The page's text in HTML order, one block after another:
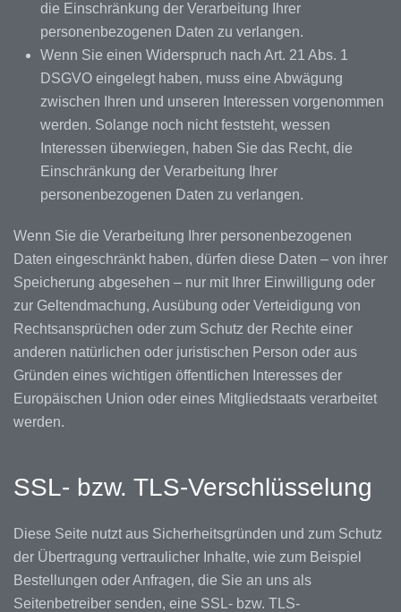
die Einschränkung der Verarbeitung Ihrer
personenbezogenen Daten zu verlangen.
Wenn Sie einen Widerspruch nach Art. 21 Abs. 1
DSGVO eingelegt haben, muss eine Abwägung
zwischen Ihren und unseren Interessen vorgenommen
werden. Solange noch nicht feststeht, wessen
Interessen überwiegen, haben Sie das Recht, die
Einschränkung der Verarbeitung Ihrer
personenbezogenen Daten zu verlangen.
Wenn Sie die Verarbeitung Ihrer personenbezogenen
Daten eingeschränkt haben, dürfen diese Daten – von ihrer
Speicherung abgesehen – nur mit Ihrer Einwilligung oder
zur Geltendmachung, Ausübung oder Verteidigung von
Rechtsansprüchen oder zum Schutz der Rechte einer
anderen natürlichen oder juristischen Person oder aus
Gründen eines wichtigen öffentlichen Interesses der
Europäischen Union oder eines Mitgliedstaats verarbeitet
werden.
SSL- bzw. TLS-Verschlüsselung
Diese Seite nutzt aus Sicherheitsgründen und zum Schutz
der Übertragung vertraulicher Inhalte, wie zum Beispiel
Bestellungen oder Anfragen, die Sie an uns als
Seitenbetreiber senden, eine SSL- bzw. TLS-